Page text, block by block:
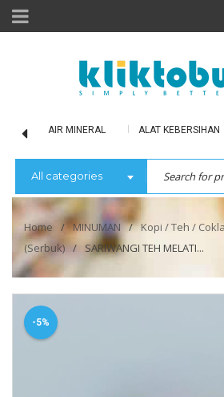
AIR MINERAL ALAT KEBERSIHAN
All categories
Home / MINUMAN /
Kopi / Teh /
(Serbuk) / SARIWANGI TEH MELATI...
-5%